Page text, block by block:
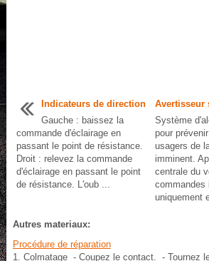
Indicateurs de direction
Gauche : baissez la
commande d'éclairage en
passant le point de résistance.
Droit : relevez la commande
d'éclairage en passant le point
de résistance. L'oub ...
Avertisseur
Système
pour
usagers de
imminent.
centrale du
commandes
uniquement
Autres materiaux:
Procédure de réparation
1. Colmatage - Coupez le contact. - Tournez